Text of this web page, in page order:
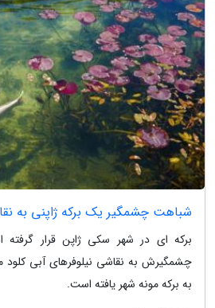
شباهت چشمگیر یک برکه ژاپنی به
برکه ای در شهر سکی ژاپن قرار
چشمگیرش به نقاشی نیلوفرهای آبی کلود
به برکه مونه شهر یافته است.